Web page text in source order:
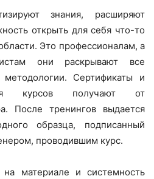
знания, расширяют
открыть для себя что-то
Это профессионалам, а
они раскрывают все
Сертификаты и
курсов получают от
После тренингов выдается
образца, подписанный
проводившим курс.
на материале и системность